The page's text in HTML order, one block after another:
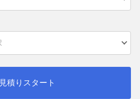
見積りスタート